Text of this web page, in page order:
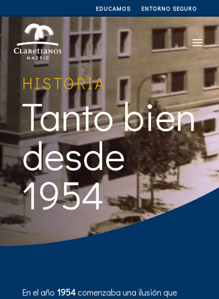
EDUCAMOS ENTORNO SEGURO
HISTORIA
Tanto bien
desde
1954
En el año 1954comenzaba una ilusión que